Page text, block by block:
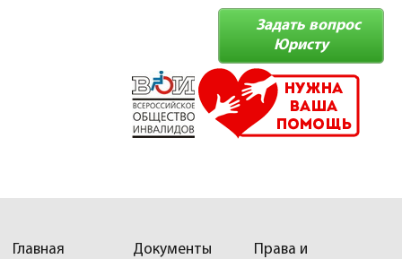
Задать вопрос
Юристу
Главная Документы
Права и